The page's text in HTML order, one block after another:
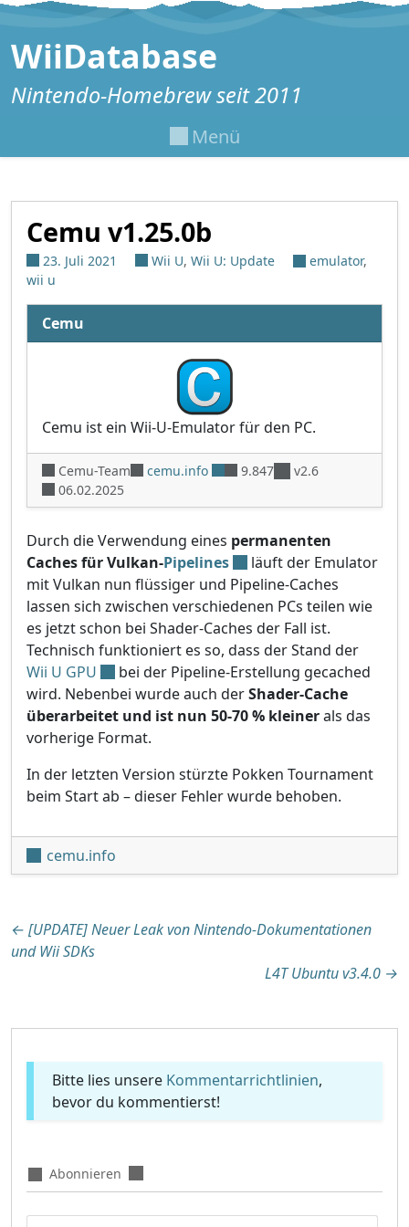
Zum Inhalt springen
WiiDatabase
Nintendo-Homebrew seit 2011
Menü
Cemu v1.25.0b
23. Juli 2021 Wii U, Wii U: Update emulator,
wii u
Cemu
Cemu ist ein Wii-U-Emulator für den PC.
Cemu-Team cemu.info 9.847
v2.6
06.02.2025
Durch die Verwendung eines permanenten
Caches für Vulkan-Pipelines
läuft der Emulator
mit Vulkan nun flüssiger und Pipeline-Caches
lassen sich zwischen verschiedenen PCs teilen wie
es jetzt schon bei Shader-Caches der Fall ist.
Technisch funktioniert es so, dass der Stand der
Wii U GPU
bei der Pipeline-Erstellung gecached
wird. Nebenbei wurde auch derShader-Cache
überarbeitet und ist nun 50-70 % kleinerals das
vorherige Format.
In der letzten Version stürzte Pokken Tournament
beim Start ab – dieser Fehler wurde behoben.
cemu.info
Beitragsnavigation
← [UPDATE] Neuer Leak von Nintendo-Dokumentationen
und Wii SDKs
L4T Ubuntu v3.4.0 →
Bitte lies unsere Kommentarrichtlinien,
bevor du kommentierst!
Abonnieren